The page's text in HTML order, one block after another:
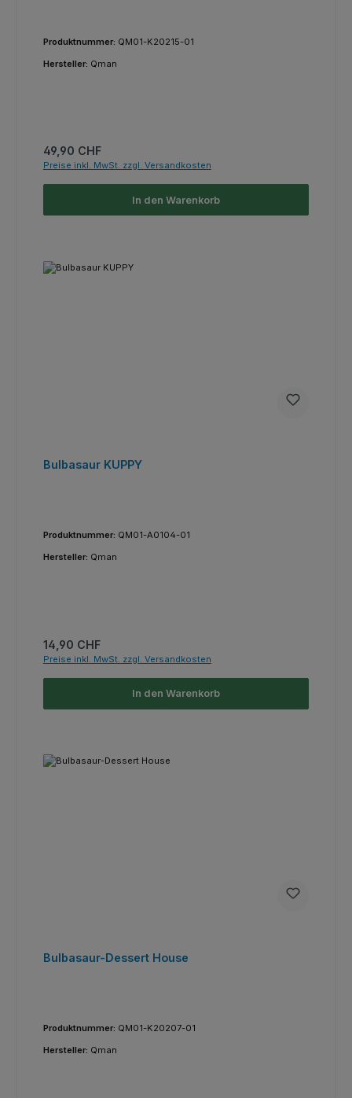
Produktnummer: QM01-K20215-01
Hersteller: Qman
Regulärer Preis:
49,90 CHF
Preise inkl. MwSt. zzgl. Versandkosten
In den Warenkorb
Bulbasaur KUPPY
Produktnummer: QM01-A0104-01
Hersteller: Qman
Regulärer Preis:
14,90 CHF
Preise inkl. MwSt. zzgl. Versandkosten
In den Warenkorb
Bulbasaur-Dessert House
Produktnummer: QM01-K20207-01
Hersteller: Qman